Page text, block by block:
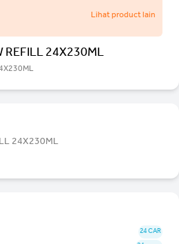
Lihat product lain
REFILL 24X230ML
24X230ML
24 CAR